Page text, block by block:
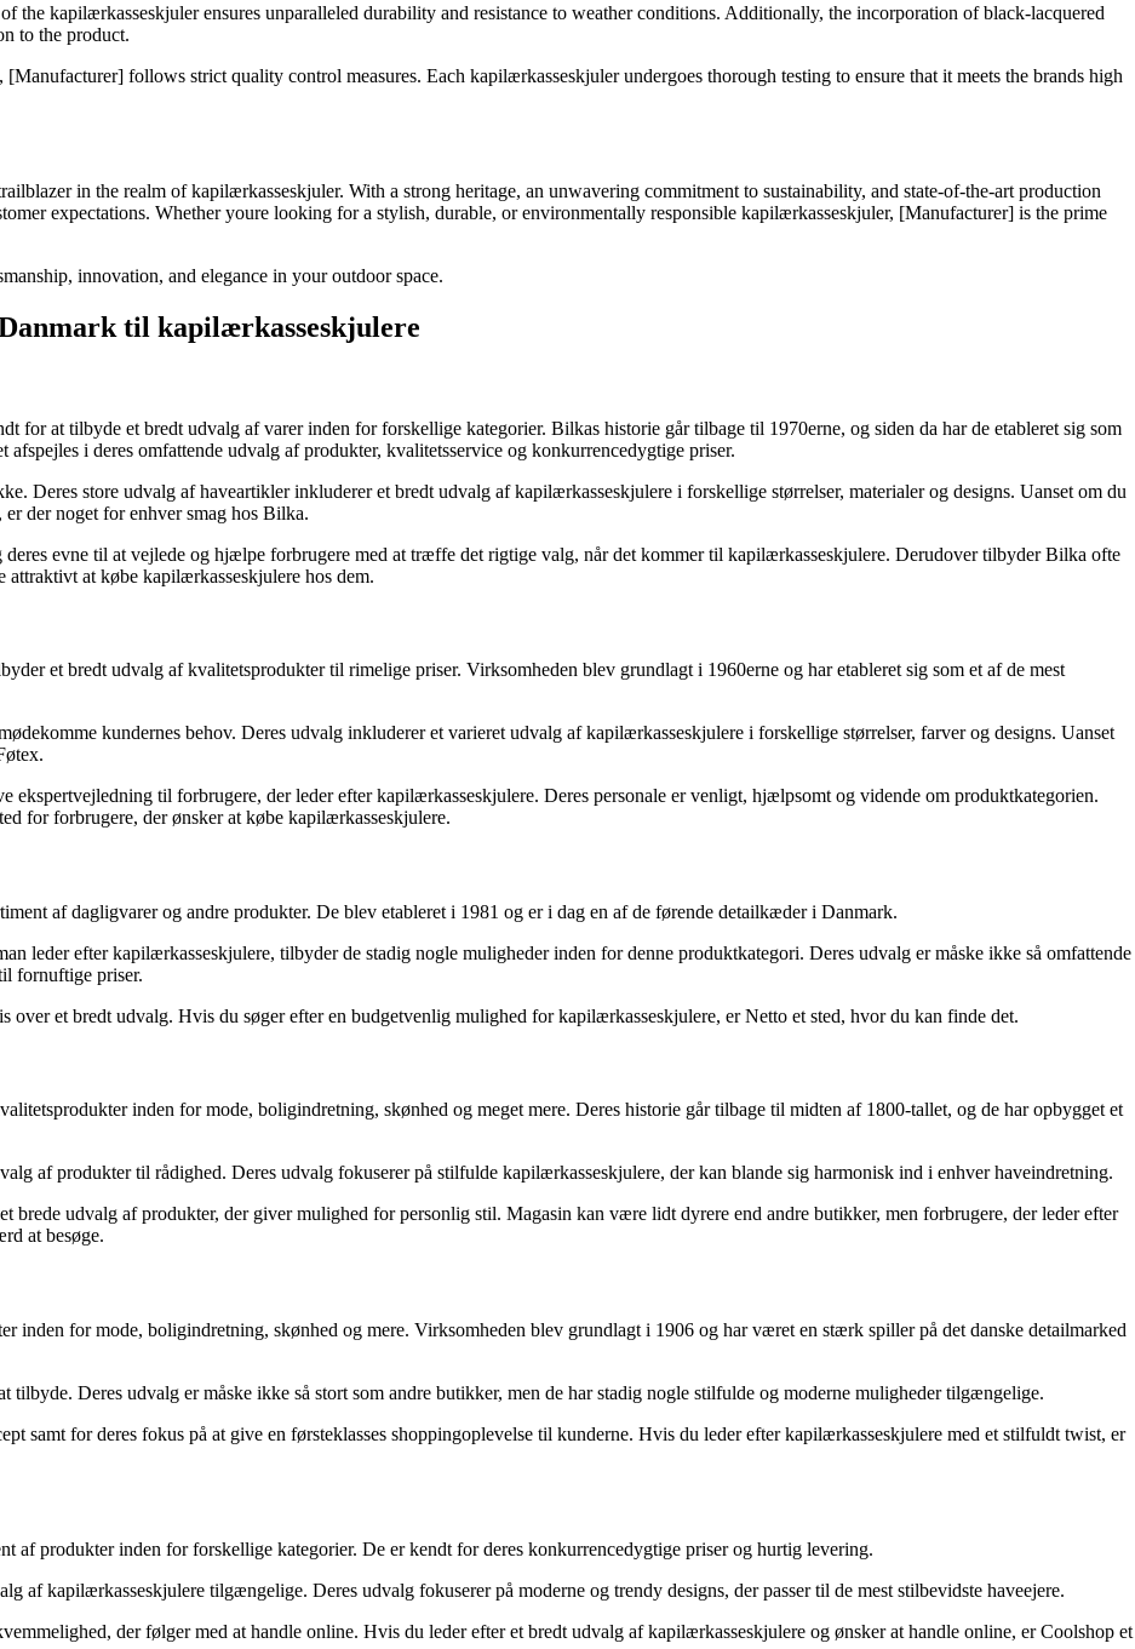
the kapilærkasseskjuler ensures unparalleled durability and resistance to weather conditions. Additionally, the incorporation of black-lacquered
to the product.
follows strict quality control measures. Each kapilærkasseskjuler undergoes thorough testing to ensure that it meets the brands high
in the realm of kapilærkasseskjuler. With a strong heritage, an unwavering commitment to sustainability, and state-of-the-art production
expectations. Whether youre looking for a stylish, durable, or environmentally responsible kapilærkasseskjuler, [Manufacturer] is the prime
innovation, and elegance in your outdoor space.
til kapilærkasseskjulere
for at tilbyde et bredt udvalg af varer inden for forskellige kategorier. Bilkas historie går tilbage til 1970erne, og siden da har de etableret sig som
i deres omfattende udvalg af produkter, kvalitetsservice og konkurrencedygtige priser.
Deres store udvalg af haveartikler inkluderer et bredt udvalg af kapilærkasseskjulere i forskellige størrelser, materialer og designs. Uanset om du
der noget for enhver smag hos Bilka.
deres evne til at vejlede og hjælpe forbrugere med at træffe det rigtige valg, når det kommer til kapilærkasseskjulere. Derudover tilbyder Bilka ofte
attraktivt at købe kapilærkasseskjulere hos dem.
et bredt udvalg af kvalitetsprodukter til rimelige priser. Virksomheden blev grundlagt i 1960erne og har etableret sig som et af de mest
kundernes behov. Deres udvalg inkluderer et varieret udvalg af kapilærkasseskjulere i forskellige størrelser, farver og designs. Uanset
ekspertvejledning til forbrugere, der leder efter kapilærkasseskjulere. Deres personale er venligt, hjælpsomt og vidende om produktkategorien.
for forbrugere, der ønsker at købe kapilærkasseskjulere.
af dagligvarer og andre produkter. De blev etableret i 1981 og er i dag en af ​​de førende detailkæder i Danmark.
leder efter kapilærkasseskjulere, tilbyder de stadig nogle muligheder inden for denne produktkategori. Deres udvalg er måske ikke så omfattende
fornuftige priser.
et bredt udvalg. Hvis du søger efter en budgetvenlig mulighed for kapilærkasseskjulere, er Netto et sted, hvor du kan finde det.
inden for mode, boligindretning, skønhed og meget mere. Deres historie går tilbage til midten af ​​1800-tallet, og de har opbygget et
af produkter til rådighed. Deres udvalg fokuserer på stilfulde kapilærkasseskjulere, der kan blande sig harmonisk ind i enhver haveindretning.
brede udvalg af produkter, der giver mulighed for personlig stil. Magasin kan være lidt dyrere end andre butikker, men forbrugere, der leder efter
at besøge.
inden for mode, boligindretning, skønhed og mere. Virksomheden blev grundlagt i 1906 og har været en stærk spiller på det danske detailmarked
Deres udvalg er måske ikke så stort som andre butikker, men de har stadig nogle stilfulde og moderne muligheder tilgængelige.
samt for deres fokus på at give en førsteklasses shoppingoplevelse til kunderne. Hvis du leder efter kapilærkasseskjulere med et stilfuldt twist, er
af produkter inden for forskellige kategorier. De er kendt for deres konkurrencedygtige priser og hurtig levering.
af kapilærkasseskjulere tilgængelige. Deres udvalg fokuserer på moderne og trendy designs, der passer til de mest stilbevidste haveejere.
der følger med at handle online. Hvis du leder efter et bredt udvalg af kapilærkasseskjulere og ønsker at handle online, er Coolshop et